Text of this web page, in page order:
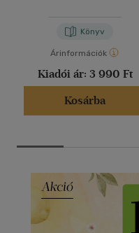
Könyv
Árinformációk
Kiadói ár: 3 990 Ft
Kosárba